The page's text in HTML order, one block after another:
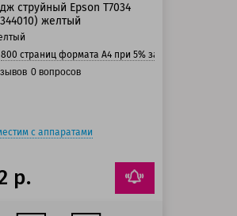
струйный Epson T7034
желтый
800 страниц формата А4 при 5% заполнении
0 вопросов
с аппаратами
р.